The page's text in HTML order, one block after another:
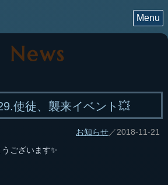
Menu
News
使徒、襲来イベント💥
お知らせ／2018-11-21
ございます✨